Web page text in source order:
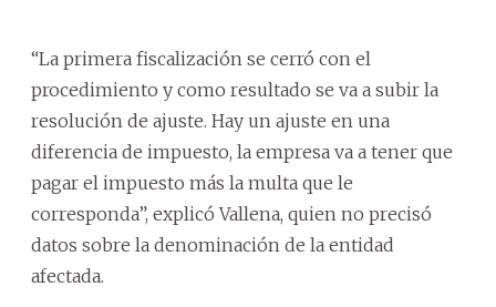
“La primera fiscalización se cerró con el
procedimiento y como resultado se va a subir la
resolución de ajuste. Hay un ajuste en una
diferencia de impuesto, la empresa va a tener que
pagar el impuesto más la multa que le
corresponda”, explicó Vallena, quien no precisó
datos sobre la denominación de la entidad
afectada.